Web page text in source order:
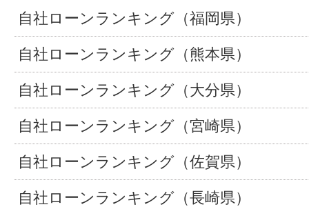
自社ローンランキング（福岡県）
自社ローンランキング（熊本県）
自社ローンランキング（大分県）
自社ローンランキング（宮崎県）
自社ローンランキング（佐賀県）
自社ローンランキング（長崎県）